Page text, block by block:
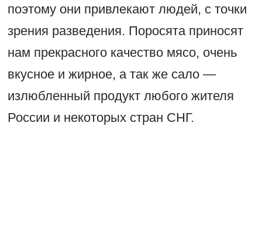
поэтому они привлекают людей, с точки
зрения разведения. Поросята приносят
нам прекрасного качество мясо, очень
вкусное и жирное, а так же сало —
излюбленный продукт любого жителя
России и некоторых стран СНГ.